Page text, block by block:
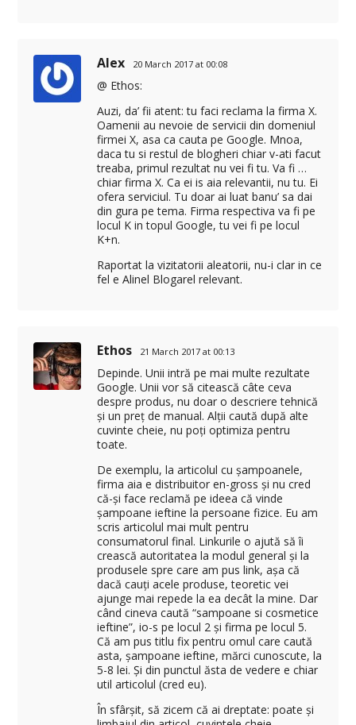
Alex 20 March 2017 at 00:08
@ Ethos:
Auzi, da’ fii atent: tu faci reclama la firma X.
Oamenii au nevoie de servicii din domeniul
firmei X, asa ca cauta pe Google. Mnoa,
daca tu si restul de blogheri chiar v-ati facut
treaba, primul rezultat nu vei fi tu. Va fi …
chiar firma X. Ca ei is aia relevantii, nu tu. Ei
ofera serviciul. Tu doar ai luat banu’ sa dai
din gura pe tema. Firma respectiva va fi pe
locul K in topul Google, tu vei fi pe locul
K+n.
Raportat la vizitatorii aleatorii, nu-i clar in ce
fel e Alinel Blogarel relevant.
Ethos 21 March 2017 at 00:13
Depinde. Unii intră pe mai multe rezultate
Google. Unii vor să citească câte ceva
despre produs, nu doar o descriere tehnică
și un preț de manual. Alții caută după alte
cuvinte cheie, nu poți optimiza pentru
toate.
De exemplu, la articolul cu șampoanele,
firma aia e distribuitor en-gross și nu cred
că-și face reclamă pe ideea că vinde
șampoane ieftine la persoane fizice. Eu am
scris articolul mai mult pentru
consumatorul final. Linkurile o ajută să îi
crească autoritatea la modul general și la
produsele spre care am pus link, așa că
dacă cauți acele produse, teoretic vei
ajunge mai repede la ea decât la mine. Dar
când cineva caută “sampoane si cosmetice
ieftine”, io-s pe locul 2 și firma pe locul 5.
Că am pus titlu fix pentru omul care caută
asta, șampoane ieftine, mărci cunoscute, la
5-8 lei. Și din punctul ăsta de vedere e chiar
util articolul (cred eu).
În sfârșit, să zicem că ai dreptate: poate și